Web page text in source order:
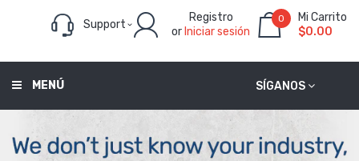
Support
Registro
or Iniciar sesión
0
Mi Carrito
$0.00
SÍGANOS
MENÚ